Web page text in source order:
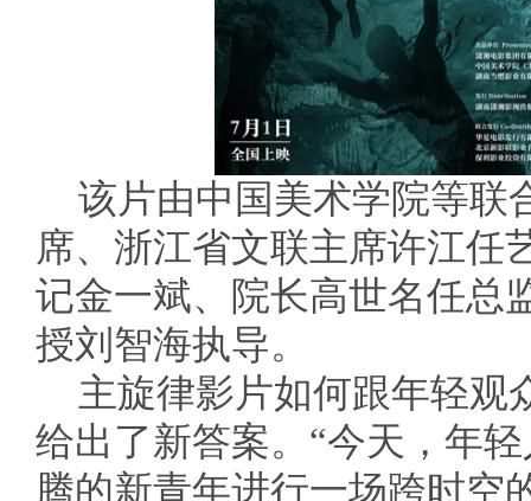
该片由中国美术学院等联
席、浙江省文联主席许江任
记金一斌、院长高世名任总
授刘智海执导。
主旋律影片如何跟年轻观
给出了新答案。“今天，年
腾的新青年进行一场跨时空